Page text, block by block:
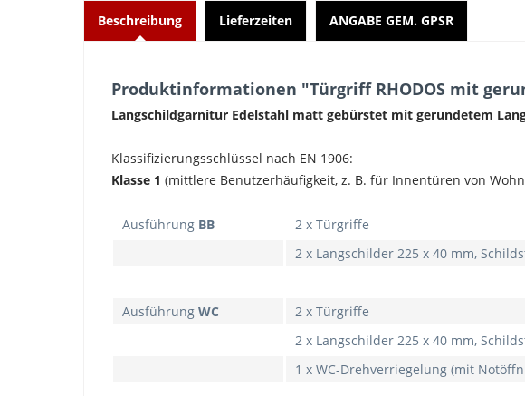
Beschreibung Lieferzeiten ANGABE GEM. GPSR
Produktinformationen "Türgriff RHODOS mit
Langschildgarnitur Edelstahl matt gebürstet mit gerundetem
Klassifizierungsschlüssel nach EN 1906:
Klasse 1 (mittlere Benutzerhäufigkeit, z. B. für Innentüren von
Ausführung BB
2 x Türgriffe
2 x Langschilder 225 x 40 mm,
Ausführung WC
2 x Türgriffe
2 x Langschilder 225 x 40 mm,
1 x WC-Drehverriegelung (mit